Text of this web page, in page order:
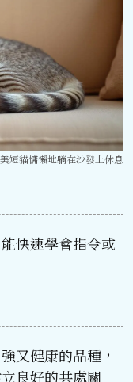
美短貓慵懶地躺在沙發上休息
快速學會指令或
又健康的品種，
良好的共處關